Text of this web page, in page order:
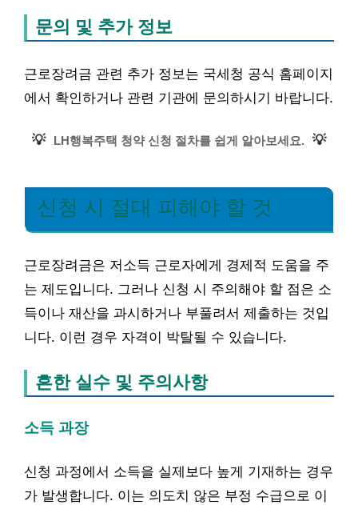
문의 및 추가 정보
근로장려금 관련 추가 정보는 국세청 공식 홈페이지
에서 확인하거나 관련 기관에 문의하시기 바랍니다.
💡 LH행복주택 청약 신청 절차를 쉽게 알아보세요. 💡
신청 시 절대 피해야 할 것
근로장려금은 저소득 근로자에게 경제적 도움을 주
는 제도입니다. 그러나 신청 시 주의해야 할 점은 소
득이나 재산을 과시하거나 부풀려서 제출하는 것입
니다. 이런 경우 자격이 박탈될 수 있습니다.
흔한 실수 및 주의사항
소득 과장
신청 과정에서 소득을 실제보다 높게 기재하는 경우
가 발생합니다. 이는 의도치 않은 부정 수급으로 이